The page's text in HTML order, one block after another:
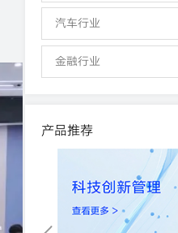
汽车行业
金融行业
产品推荐